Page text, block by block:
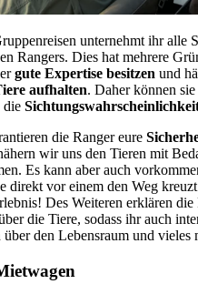
unternehmt ihr alle
Rangers. Dies hat mehrere
gute Expertise besitzen und
aufhalten. Daher können
die
die Ranger eure
wir uns den Tieren mit
Es kann aber auch
direkt vor einem den Weg
Des Weiteren erklären die
die Tiere, sodass ihr auch
den Lebensraum und vieles